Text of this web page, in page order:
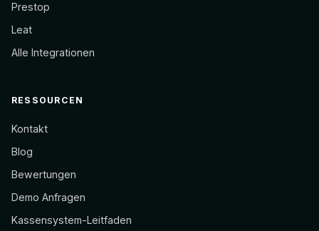
Prestop
Leat
Alle Integrationen
RESSOURCEN
Kontakt
Blog
Bewertungen
Demo Anfragen
Kassensystem-Leitfaden